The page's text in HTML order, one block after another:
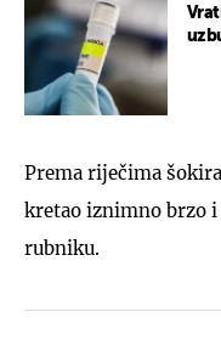
Prema riječima
kretao iznimno brzo i
rubniku.